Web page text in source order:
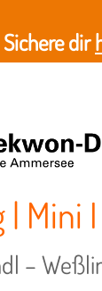
Sichere dir
Mini I
–